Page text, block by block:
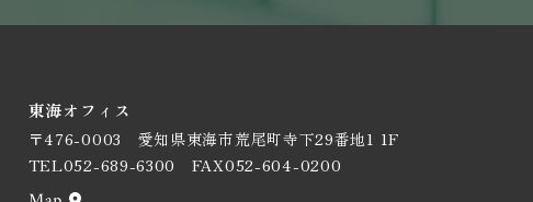
東海オフィス
〒476-0003 愛知県東海市荒尾町寺下29番地1 1F
TEL052-689-6300 FAX052-604-0200